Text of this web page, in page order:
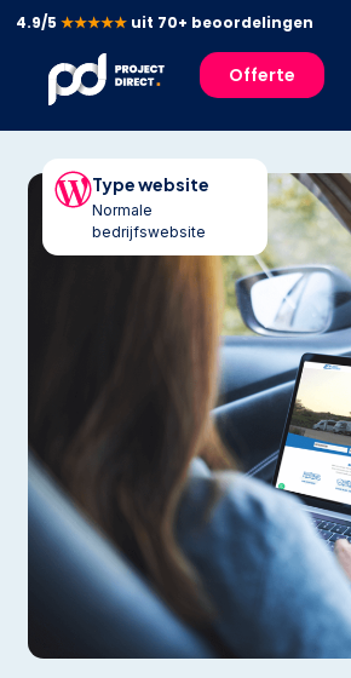
4.9/5 ★★★★★ uit 70+ beoordelingen
Offerte
Type website
Normale
bedrijfswebsite